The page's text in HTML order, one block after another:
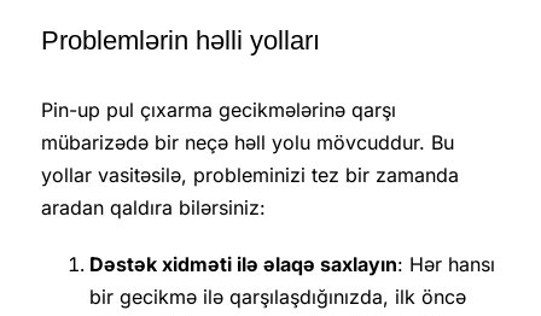
Problemlərin həlli yolları
Pin-up pul çıxarma gecikmələrinə qarşı
mübarizədə bir neçə həll yolu mövcuddur. Bu
yollar vasitəsilə, probleminizi tez bir zamanda
aradan qaldıra bilərsiniz:
Dəstək xidməti ilə əlaqə saxlayın: Hər hansı
bir gecikmə ilə qarşılaşdığınızda, ilk öncə